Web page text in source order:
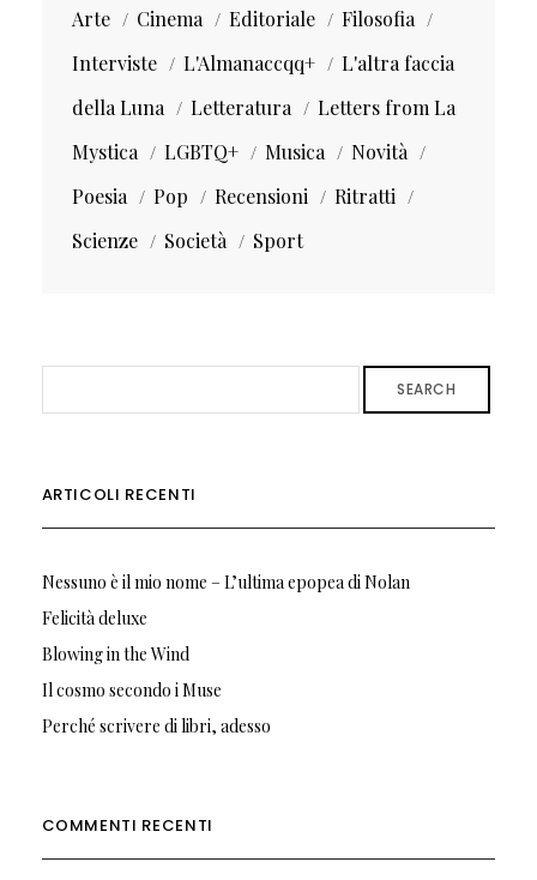
Arte
Cinema Editoriale
Filosofia
Interviste
L'Almanaccqq+
L'altra faccia
della Luna
Letteratura
Letters from La
Mystica
LGBTQ+ Musica
Novità
Poesia
Pop Recensioni
Ritratti
Scienze
Società Sport
SEARCH
ARTICOLI RECENTI
Nessuno è il mio nome – L’ultima epopea di Nolan
Felicità deluxe
Blowing in the Wind
Il cosmo secondo i Muse
Perché scrivere di libri, adesso
COMMENTI RECENTI